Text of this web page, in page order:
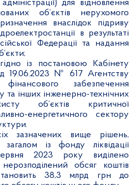
для відновлення
об’єктів нерухомого
внаслідок підриву
в результаті
Федерації та надання
із постановою Кабінету
19.06.2023 № 617 Агентству
забезпечення
та інших інженерно-технічних
об’єктів критичної
енергетичного сектору
зазначених вище рішень,
із фонду ліквідації
2023 року виділено
обсяг коштів
38,3 млрд грн до